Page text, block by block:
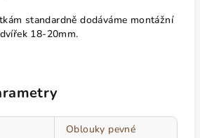
standardně dodáváme montážní
18-20mm.
Oblouky pevné